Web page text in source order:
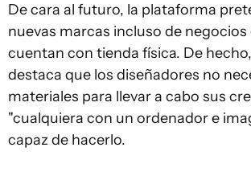
De cara al futuro, la plataforma
nuevas marcas incluso de negocios
cuentan con tienda física. De
destaca que los diseñadores no
materiales para llevar a cabo sus
"cualquiera con un ordenador e
capaz de hacerlo.